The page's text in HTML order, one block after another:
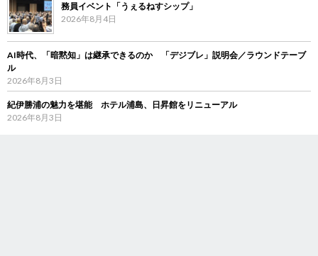
務員イベント「うぇるねすシップ」
2026年8月4日
AI時代、「暗黙知」は継承できるのか 「デジブレ」説明会／ラウンドテーブ
ル
2026年8月3日
紀伊勝浦の魅力を堪能 ホテル浦島、日昇館をリニューアル
2026年8月3日